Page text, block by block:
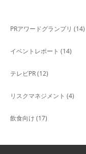
PRアワードグランプリ (14)
イベントレポート (14)
テレビPR(12)
リスクマネジメント (4)
飲食向け (17)